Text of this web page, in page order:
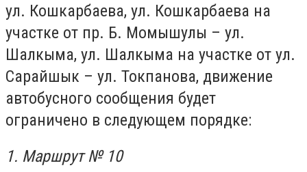
ул. Кошкарбаева, ул. Кошкарбаева на
участке от пр. Б. Момышулы – ул.
Шалкыма, ул. Шалкыма на участке от ул.
Сарайшык – ул. Токпанова, движение
автобусного сообщения будет
ограничено в следующем порядке:
1. Маршрут № 10